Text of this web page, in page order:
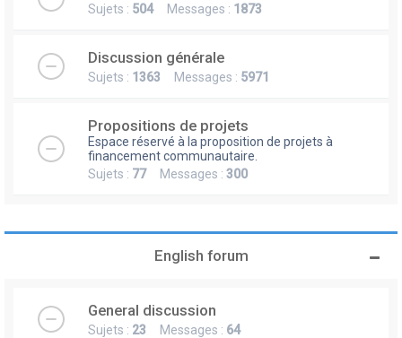
Sujets : 504Messages : 1873
Discussion générale
Sujets : 1363 Messages : 5971
Propositions de projets
Espace réservé à la proposition de projets à
financement communautaire.
Sujets : 77Messages : 300
English forum
General discussion
Sujets : 23 Messages : 64